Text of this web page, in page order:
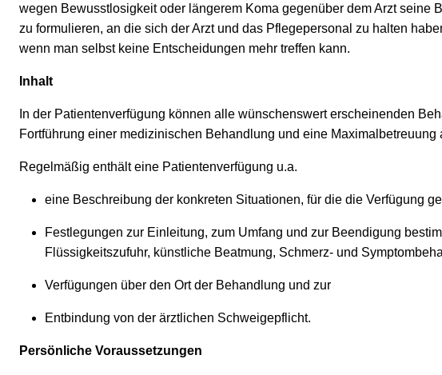
wegen Bewusstlosigkeit oder längerem Koma gegenüber dem Arzt
zu formulieren, an die sich der Arzt und das Pflegepersonal zu halten
wenn man selbst keine Entscheidungen mehr treffen kann.
Inhalt
In der Patientenverfügung können alle wünschenswert erscheinenden
Fortführung einer medizinischen Behandlung und eine
Regelmäßig enthält eine Patientenverfügung u.a.
eine Beschreibung der konkreten Situationen, für die die Verfügung
Festlegungen zur Einleitung, zum Umfang und zur Beendigung
Flüssigkeitszufuhr, künstliche Beatmung, Schmerz- und
Verfügungen über den Ort der Behandlung und zur
Entbindung von der ärztlichen Schweigepflicht.
Persönliche Voraussetzungen